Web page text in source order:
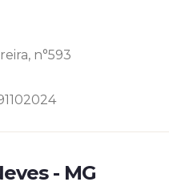
n°593
- MG